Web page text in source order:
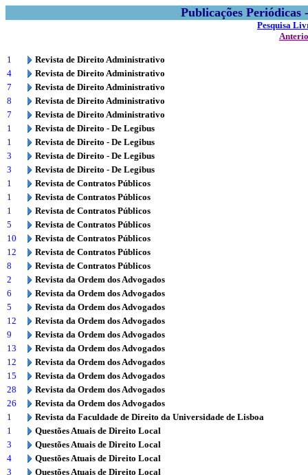
Publicações
Pesquisa
1
Revista de Direito Administrativo
4
Revista de Direito Administrativo
7
Revista de Direito Administrativo
8
Revista de Direito Administrativo
7
Revista de Direito Administrativo
1
Revista de Direito - De Legibus
1
Revista de Direito - De Legibus
3
Revista de Direito - De Legibus
3
Revista de Direito - De Legibus
1
Revista de Contratos Públicos
1
Revista de Contratos Públicos
1
Revista de Contratos Públicos
5
Revista de Contratos Públicos
10
Revista de Contratos Públicos
12
Revista de Contratos Públicos
8
Revista de Contratos Públicos
2
Revista da Ordem dos Advogados
6
Revista da Ordem dos Advogados
5
Revista da Ordem dos Advogados
12
Revista da Ordem dos Advogados
9
Revista da Ordem dos Advogados
13
Revista da Ordem dos Advogados
12
Revista da Ordem dos Advogados
15
Revista da Ordem dos Advogados
28
Revista da Ordem dos Advogados
26
Revista da Ordem dos Advogados
1
Revista da Faculdade de Direito da Universidade de Lisboa
1
Questões Atuais de Direito Local
3
Questões Atuais de Direito Local
4
Questões Atuais de Direito Local
3
Questões Atuais de Direito Local